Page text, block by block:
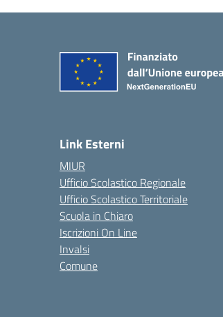
Link Esterni
MIUR
Ufficio Scolastico Regionale
Ufficio Scolastico Territoriale
Scuola in Chiaro
Iscrizioni On Line
Invalsi
Comune